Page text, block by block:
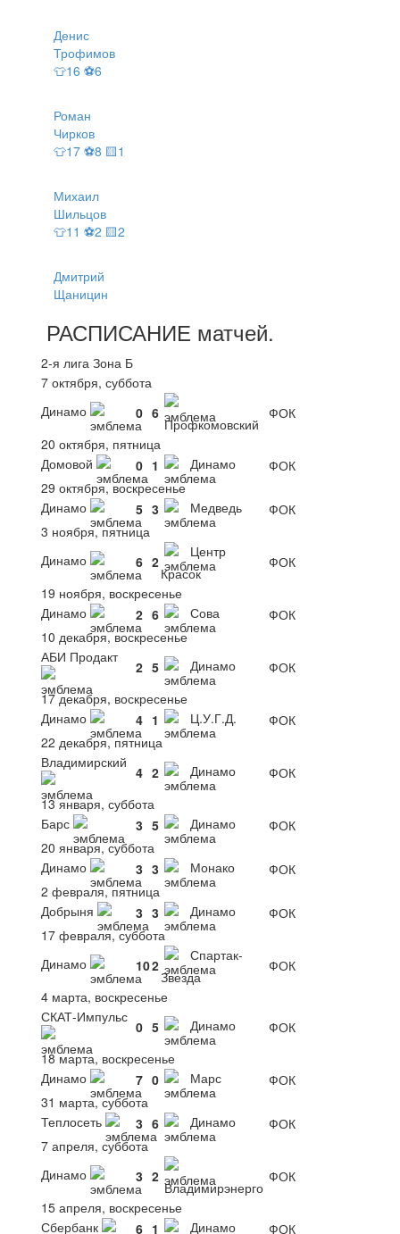
Денис
Трофимов
👕16 ⚽6
Роман
Чирков
👕17 ⚽8 🟨1
Михаил
Шильцов
👕11 ⚽2 🟨2
Дмитрий
Щаницин
РАСПИСАНИЕ матчей.
2-я лига Зона Б
7 октября, суббота
Динамо
0 6
Профкомовский
ФОК
20 октября, пятница
Домовой
0 1 Динамо
ФОК
29 октября, воскресенье
Динамо
5 3 Медведь
ФОК
3 ноября, пятница
Динамо
6 2
Центр
Красок
ФОК
19 ноября, воскресенье
Динамо
2 6 Сова
ФОК
10 декабря, воскресенье
АБИ Продакт
2 5 Динамо
ФОК
17 декабря, воскресенье
Динамо
4 1 Ц.У.Г.Д.
ФОК
22 декабря, пятница
Владимирский
4 2 Динамо
ФОК
13 января, суббота
Барс
3 5 Динамо
ФОК
20 января, суббота
Динамо
3 3 Монако
ФОК
2 февраля, пятница
Добрыня
3 3 Динамо
ФОК
17 февраля, суббота
Динамо
102
Спартак-
Звезда
ФОК
4 марта, воскресенье
СКАТ-Импульс
0 5 Динамо
ФОК
18 марта, воскресенье
Динамо
7 0 Марс
ФОК
31 марта, суббота
Теплосеть
3 6 Динамо
ФОК
7 апреля, суббота
Динамо
3 2
Владимирэнерго
ФОК
15 апреля, воскресенье
Сбербанк
6 1 Динамо ФОК